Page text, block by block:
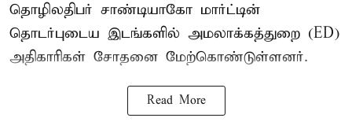
தொழிலதிபர் சாண்டியாகோ மார்ட்டின்
தொடர்புடைய இடங்களில் அமலாக்கத்துறை (ED)
அதிகாரிகள் சோதனை மேற்கொண்டுள்ளனர்.
Read More